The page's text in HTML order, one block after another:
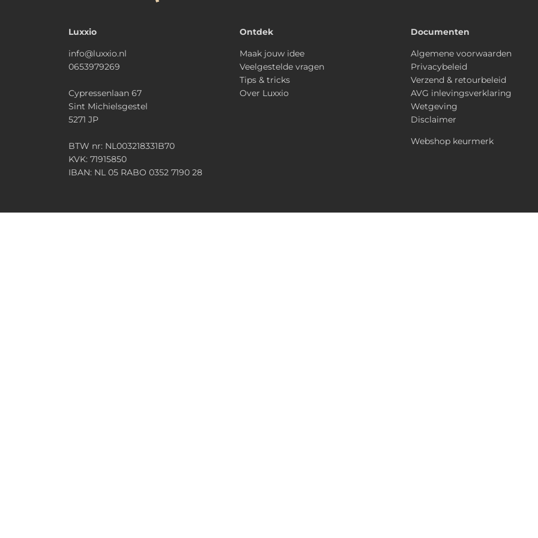
Luxxio
info@luxxio.nl
0653979269
Cypressenlaan 67
Sint Michielsgestel
5271 JP
BTW nr: NL003218331B70
KVK: 71915850
IBAN: NL 05 RABO 0352 7190 28
Ontdek
Maak jouw idee
Veelgestelde vragen
Tips & tricks
Over Luxxio
Documenten
Algemene voorwaarden
Privacybeleid
Verzend & retourbeleid
AVG inlevingsverklaring
Wetgeving
Disclaimer
Webshop keurmerk